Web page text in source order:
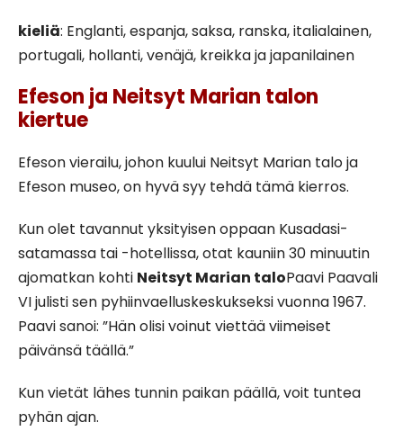
kieliä: Englanti, espanja, saksa, ranska, italialainen,
portugali, hollanti, venäjä, kreikka ja japanilainen
Efeson ja Neitsyt Marian talon
kiertue
Efeson vierailu, johon kuului Neitsyt Marian talo ja
Efeson museo, on hyvä syy tehdä tämä kierros.
Kun olet tavannut yksityisen oppaan Kusadasi-
satamassa tai -hotellissa, otat kauniin 30 minuutin
ajomatkan kohti Neitsyt Marian taloPaavi Paavali
VI julisti sen pyhiinvaelluskeskukseksi vuonna 1967.
Paavi sanoi: ”Hän olisi voinut viettää viimeiset
päivänsä täällä.”
Kun vietät lähes tunnin paikan päällä, voit tuntea
pyhän ajan.